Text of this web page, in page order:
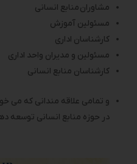
مشاورانمنابع انسانی
مسئولین آموزش
کارشناسان اداری
مسئولین و مدیران واحد اداری
کارشناسان منابع انسانی
و تمامی علاقه‌ مندانی که می
در حوزه منابع انسانی توسعه